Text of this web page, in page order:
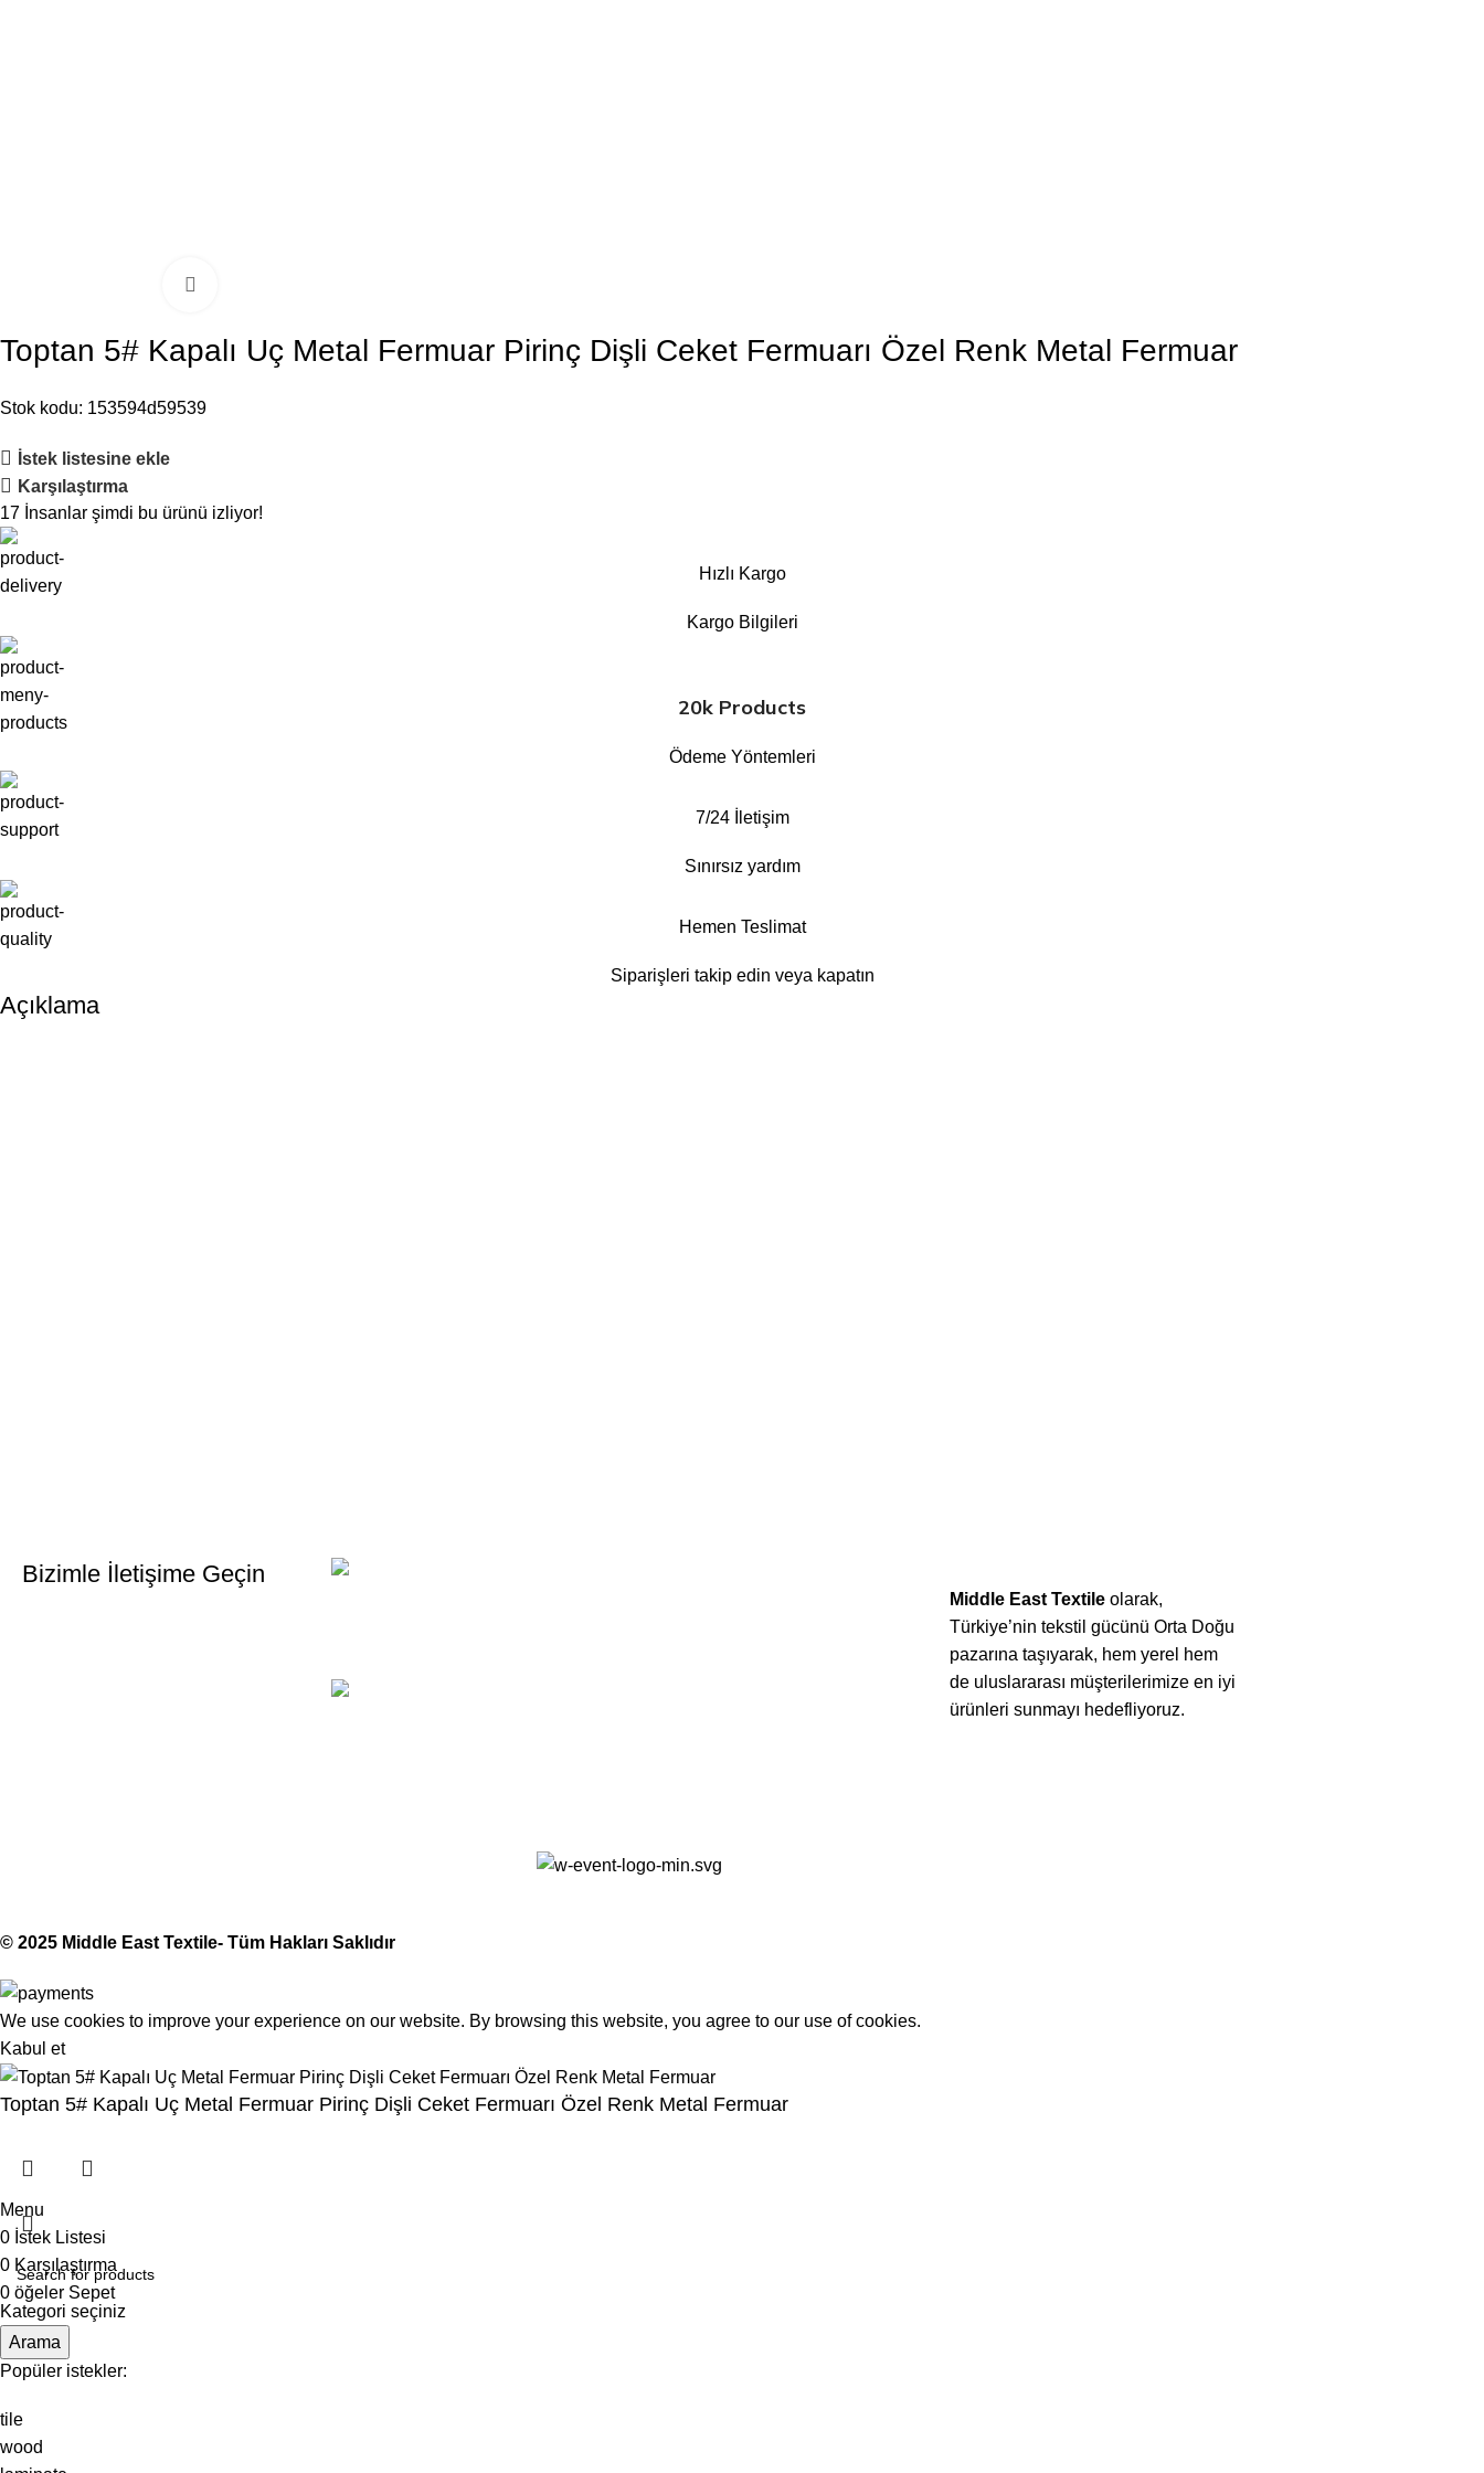
Toptan 5# Kapalı Uç Metal Fermuar Pirinç Dişli Ceket Fermuarı Özel Renk Metal Fermuar
Stok kodu: 153594d59539
İstek listesine ekle
Karşılaştırma
17 İnsanlar şimdi bu ürünü izliyor!
Hızlı Kargo
Kargo Bilgileri
20k Products
Ödeme Yöntemleri
7/24 İletişim
Sınırsız yardım
Hemen Teslimat
Siparişleri takip edin veya kapatın
Açıklama
Bizimle İletişime Geçin
Middle East Textile olarak,
Türkiye’nin tekstil gücünü Orta Doğu
pazarına taşıyarak, hem yerel hem
de uluslararası müşterilerimize en iyi
ürünleri sunmayı hedefliyoruz.
© 2025 Middle East Textile- Tüm Hakları Saklıdır
We use cookies to improve your experience on our website. By browsing this website, you agree to our use of cookies.
Kabul et
Toptan 5# Kapalı Uç Metal Fermuar Pirinç Dişli Ceket Fermuarı Özel Renk Metal Fermuar
Kategori seçiniz
Arama
Popüler istekler:
tile
wood
Menu
0 İstek Listesi
0 Karşılaştırma
0 öğeler Sepet